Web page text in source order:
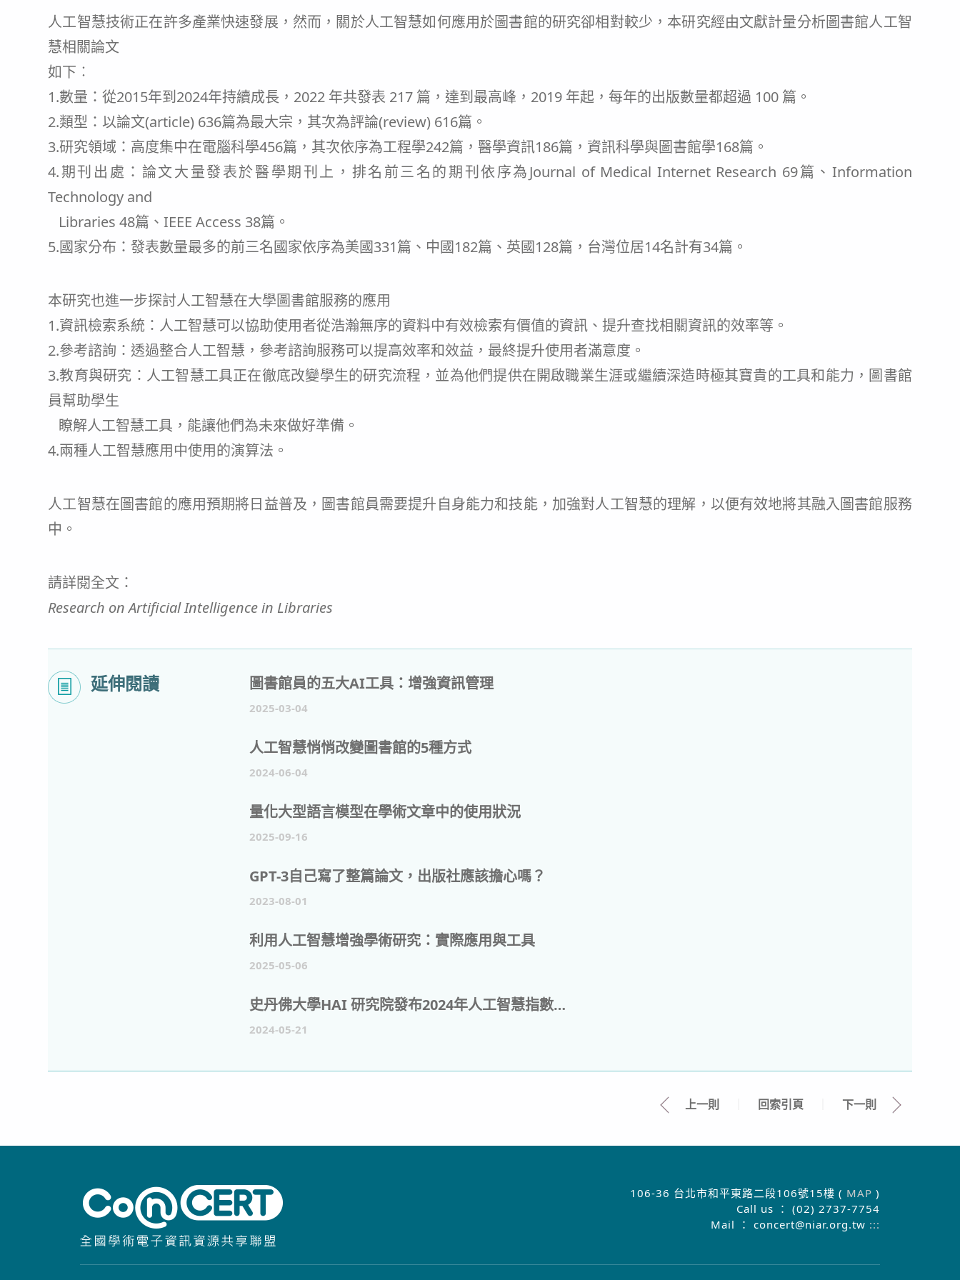
人工智慧技術正在許多產業快速發展，然而，關於人工智慧如何應用於圖書館的研究卻相對較少，本研究經由文獻計量分析圖書館人工智
慧相關論文
如下︰
1.數量：從2015年到2024年持續成長，2022 年共發表 217 篇，達到最高峰，2019 年起，每年的出版數量都超過 100 篇。
2.類型：以論文(article) 636篇為最大宗，其次為評論(review) 616篇。
3.研究領域：高度集中在電腦科學456篇，其次依序為工程學242篇，醫學資訊186篇，資訊科學與圖書館學168篇。
4.期刊出處：論文大量發表於醫學期刊上，排名前三名的期刊依序為Journal of Medical Internet Research 69篇、Information
Technology and
Libraries 48篇、IEEE Access 38篇。
5.國家分布：發表數量最多的前三名國家依序為美國331篇、中國182篇、英國128篇，台灣位居14名計有34篇。
本研究也進一步探討人工智慧在大學圖書館服務的應用
1.資訊檢索系統：人工智慧可以協助使用者從浩瀚無序的資料中有效檢索有價值的資訊、提升查找相關資訊的效率等。
2.參考諮詢：透過整合人工智慧，參考諮詢服務可以提高效率和效益，最終提升使用者滿意度。
3.教育與研究：人工智慧工具正在徹底改變學生的研究流程，並為他們提供在開啟職業生涯或繼續深造時極其寶貴的工具和能力，圖書館
員幫助學生
瞭解人工智慧工具，能讓他們為未來做好準備。
4.兩種人工智慧應用中使用的演算法。
人工智慧在圖書館的應用預期將日益普及，圖書館員需要提升自身能力和技能，加強對人工智慧的理解，以便有效地將其融入圖書館服務
中。
請詳閱全文：
Research on Artificial Intelligence in Libraries
延伸閱讀 圖書館員的五大AI工具：增強資訊管理
2025-03-04
人工智慧悄悄改變圖書館的5種方式
2024-06-04
量化大型語言模型在學術文章中的使用狀況
2025-09-16
GPT-3自己寫了整篇論文，出版社應該擔心嗎？
2023-08-01
利用人工智慧增強學術研究：實際應用與工具
2025-05-06
史丹佛大學HAI 研究院發布2024年人工智慧指數報告
2024-05-21
上一則 回索引頁 下一則
106-36 台北市和平東路二段106號15樓 ( MAP )
Call us ： (02) 2737-7754
Mail ： concert@niar.org.tw :::